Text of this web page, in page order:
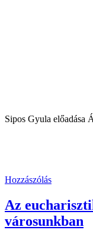
Sipos Gyula előadása
Hozzászólás
Az
városunkban